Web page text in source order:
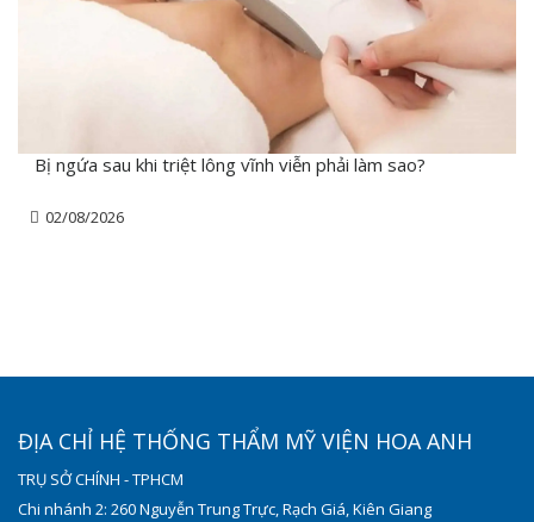
Bị ngứa sau khi triệt lông vĩnh viễn phải làm sao?
02/08/2026
ĐỊA CHỈ HỆ THỐNG THẨM MỸ VIỆN HOA ANH
TRỤ SỞ CHÍNH - TPHCM
Chi nhánh 2: 260 Nguyễn Trung Trực, Rạch Giá, Kiên Giang